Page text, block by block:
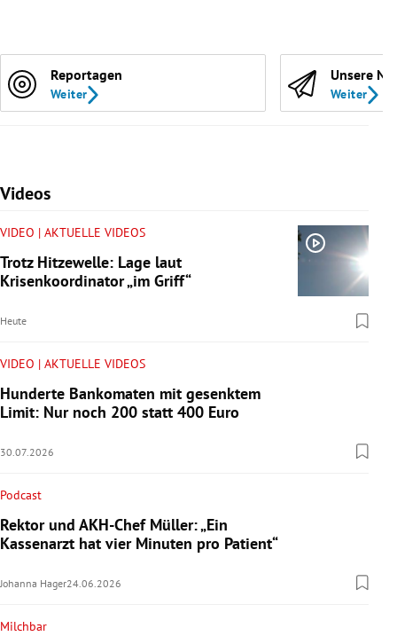
Reportagen
Weiter
Unsere
Weiter
Videos
VIDEO | AKTUELLE VIDEOS
Trotz Hitzewelle: Lage laut
Krisenkoordinator „im Griff“
Heute
VIDEO | AKTUELLE VIDEOS
Hunderte Bankomaten mit gesenktem
Limit: Nur noch 200 statt 400 Euro
30.07.2026
Podcast
Rektor und AKH-Chef Müller: „Ein
Kassenarzt hat vier Minuten pro Patient“
Johanna Hager24.06.2026
Milchbar